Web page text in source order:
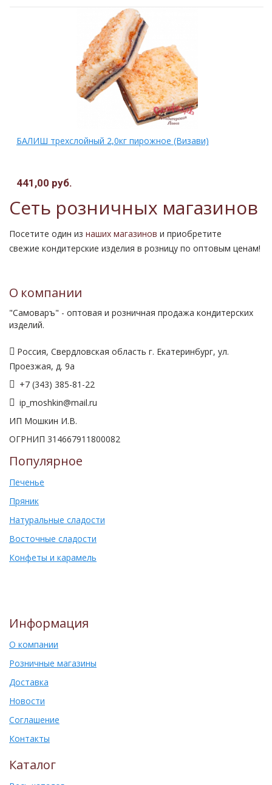
БАЛИШ трехслойный 2,0кг пирожное (Визави)
441,00 руб.
Сеть розничных магазинов
Посетите один из наших магазинов и приобретите
свежие кондитерские изделия в розницу по оптовым ценам!
О компании
"Самоваръ" - оптовая и розничная продажа кондитерских
изделий.
Россия, Свердловская область г. Екатеринбург, ул.
Проезжая, д. 9а
+7 (343) 385-81-22
ip_moshkin@mail.ru
ИП Мошкин И.В.
ОГРНИП 314667911800082
Популярное
Печенье
Пряник
Натуральные сладости
Восточные сладости
Конфеты и карамель
Информация
О компании
Розничные магазины
Доставка
Новости
Соглашение
Контакты
Каталог